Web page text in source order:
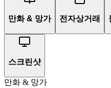
만화 & 망가 전자상거래
스크린샷
만화 & 망가